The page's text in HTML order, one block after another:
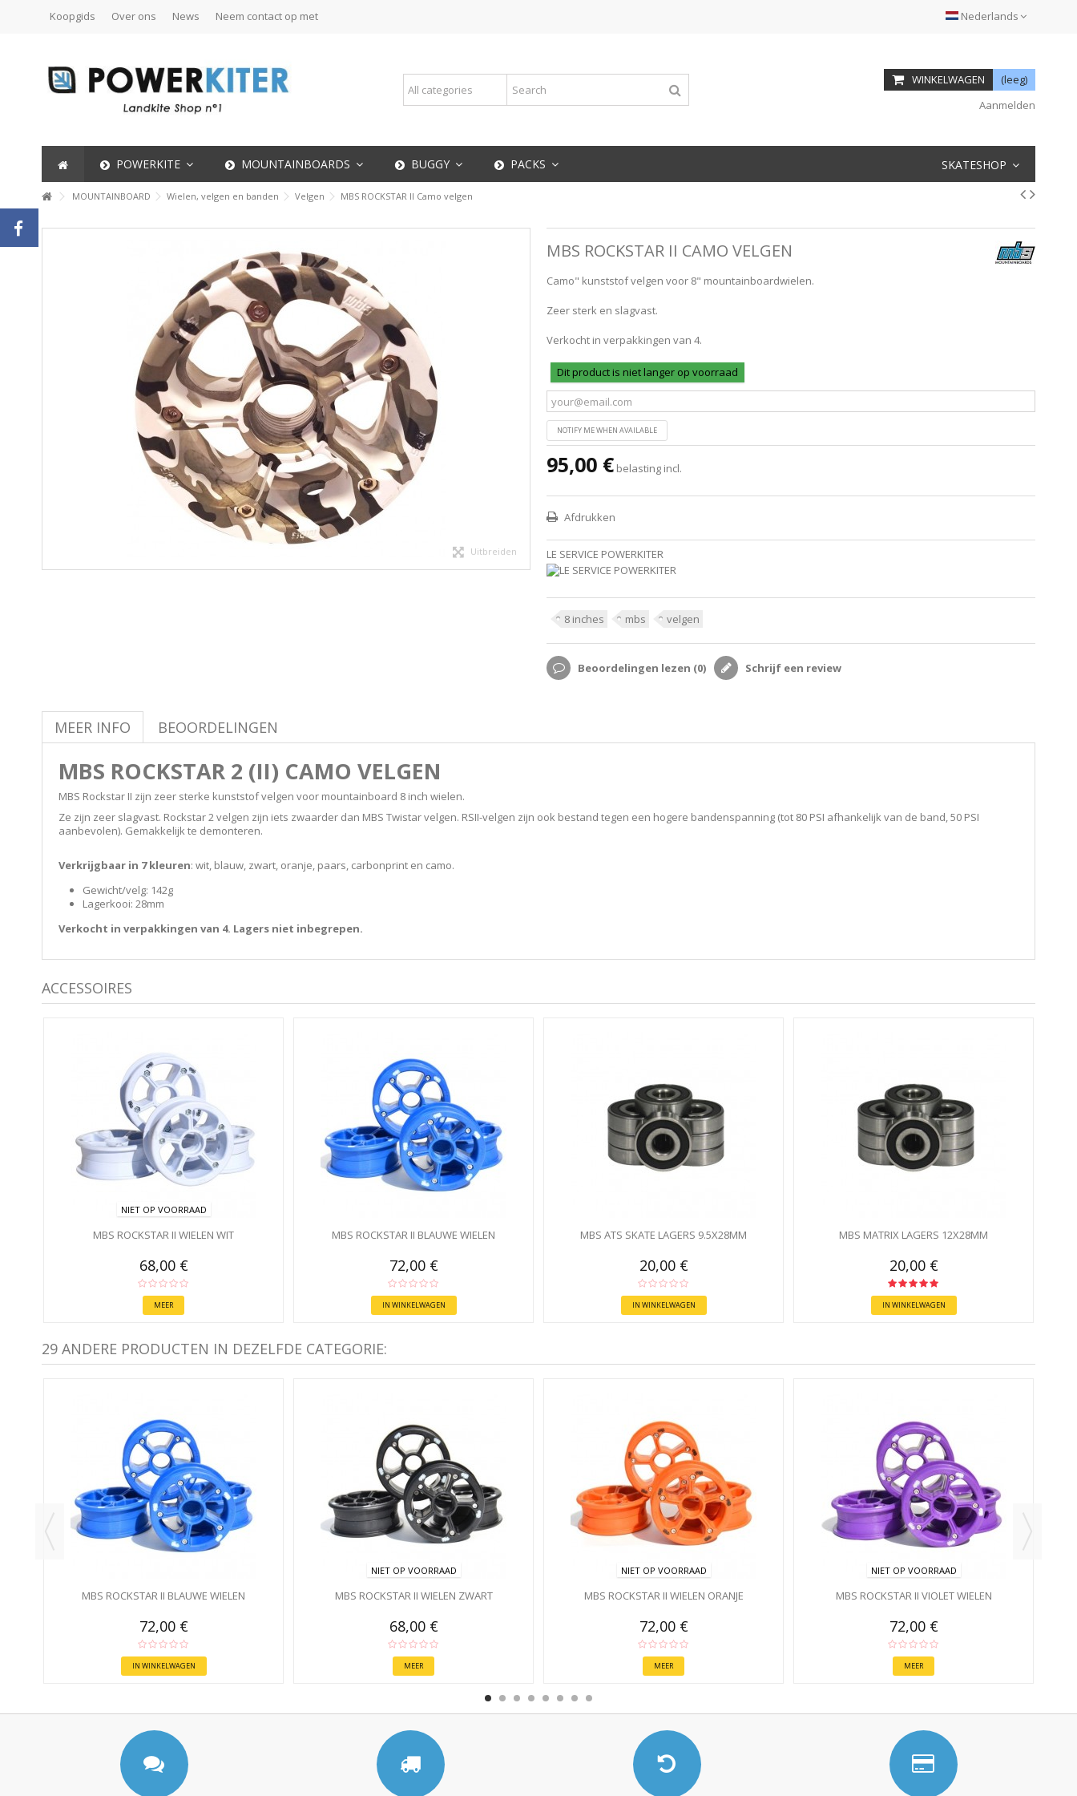
Nederlands
Koopgids Over ons News Neem contact op met
WINKELWAGEN
(leeg)
Aanmelden
POWERKITE MOUNTAINBOARDS BUGGY PACKS SKATESHOP
MOUNTAINBOARD Wielen, velgen en banden Velgen MBS ROCKSTAR II Camo velgen
Uitbreiden
MBS ROCKSTAR II CAMO VELGEN
Camo" kunststof velgen voor 8" mountainboardwielen.
Zeer sterk en slagvast.
Verkocht in verpakkingen van 4.
Dit product is niet langer op voorraad
NOTIFY ME WHEN AVAILABLE
95,00 € belasting incl.
Afdrukken
LE SERVICE POWERKITER
8 inches mbs velgen
Beoordelingen lezen (0) Schrijf een review
MEER INFO BEOORDELINGEN
MBS ROCKSTAR 2 (II) CAMO VELGEN
MBS Rockstar II zijn zeer sterke kunststof velgen voor mountainboard 8 inch wielen.
Ze zijn zeer slagvast. Rockstar 2 velgen zijn iets zwaarder dan MBS Twistar velgen. RSII-velgen zijn ook bestand tegen een hogere bandenspanning (tot 80 PSI afhankelijk van de band, 50 PSI
aanbevolen). Gemakkelijk te demonteren.
Verkrijgbaar in 7 kleuren: wit, blauw, zwart, oranje, paars, carbonprint en camo.
Gewicht/velg: 142g
Lagerkooi: 28mm
Verkocht in verpakkingen van 4. Lagers niet inbegrepen.
ACCESSOIRES
NIET OP VOORRAAD
MBS ROCKSTAR II WIELEN WIT
68,00 €
MEER
MBS ROCKSTAR II BLAUWE WIELEN
72,00 €
IN WINKELWAGEN
MBS ATS SKATE LAGERS 9.5X28MM
20,00 €
IN WINKELWAGEN
MBS MATRIX LAGERS 12X28MM
20,00 €
IN WINKELWAGEN
29 ANDERE PRODUCTEN IN DEZELFDE CATEGORIE:
MBS ROCKSTAR II BLAUWE WIELEN
72,00 €
IN WINKELWAGEN
NIET OP VOORRAAD
MBS ROCKSTAR II WIELEN ZWART
68,00 €
MEER
NIET OP VOORRAAD
MBS ROCKSTAR II WIELEN ORANJE
72,00 €
MEER
NIET OP VOORRAAD
MBS ROCKSTAR II VIOLET WIELEN
72,00 €
MEER